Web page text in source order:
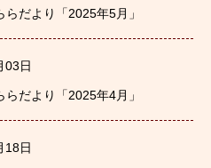
だより「2025年5月」
03日
だより「2025年4月」
18日